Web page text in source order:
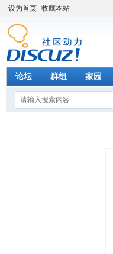
设为首页 收藏本站
论坛 群组 家园